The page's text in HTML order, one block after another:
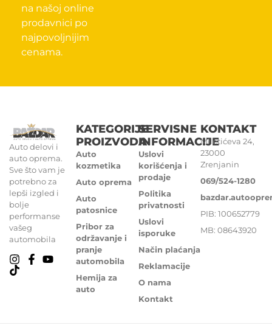
na našoj online
prodavnici po
najpovoljnijim
cenama.
Auto delovi i
auto oprema.
Sve što vam je
potrebno za
lepši izgled i
bolje
performanse
vašeg
automobila
KATEGORIJE
PROIZVODA
Auto
kozmetika
Auto oprema
Auto
patosnice
Pribor za
održavanje i
pranje
automobila
Hemija za
auto
SERVISNE
INFORMACIJE
Uslovi
korišćenja i
prodaje
Politika
privatnosti
Uslovi
isporuke
Način plaćanja
Reklamacije
O nama
Kontakt
KONTAKT
Miletićeva 24,
23000
Zrenjanin
069/524-1280
PIB: 100652779
MB: 08643920